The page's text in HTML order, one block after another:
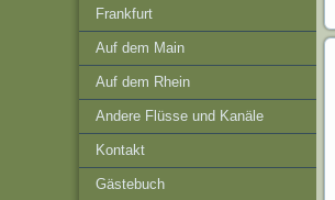
Frankfurt
Auf dem Main
Auf dem Rhein
Andere Flüsse und Kanäle
Kontakt
Gästebuch